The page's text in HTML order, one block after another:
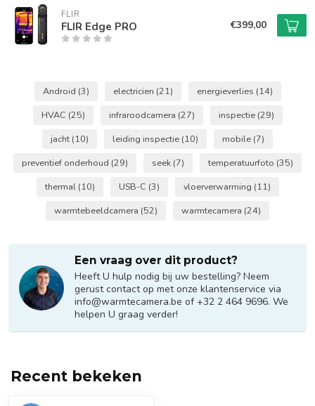
FLIR
FLIR Edge PRO €399,00
Android (3) electricien (21) energieverlies (14)
HVAC (25) infraroodcamera (27) inspectie (29)
jacht (10) leiding inspectie (10) mobile (7)
preventief onderhoud (29) seek (7) temperatuurfoto (35)
thermal (10) USB-C (3) vloerverwarming (11)
warmtebeeldcamera (52) warmtecamera (24)
Een vraag over dit product?
Heeft U hulp nodig bij uw bestelling? Neem
gerust contact op met onze klantenservice via
info@warmtecamera.be of +32 2 464 9696. We
helpen U graag verder!
Recent bekeken